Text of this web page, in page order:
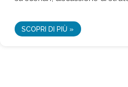
SCOPRI DI PIÙ »